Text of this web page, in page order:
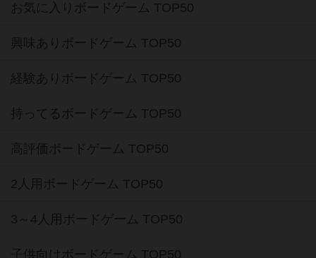
お気に入りボードゲーム TOP50
興味ありボードゲーム TOP50
経験ありボードゲーム TOP50
持ってるボードゲーム TOP50
高評価ボードゲーム TOP50
2人用ボードゲーム TOP50
3～4人用ボードゲーム TOP50
子供向けボードゲーム TOP50